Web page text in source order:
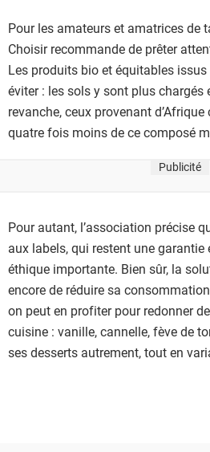
Pour les amateurs et amatrices de
Choisir recommande de prêter
Les produits bio et équitables issus
éviter : les sols y sont plus chargés
revanche, ceux provenant
quatre fois moins de ce composé
Publicité
Pour autant, l’association précise
aux labels, qui restent une
éthique importante. Bien sûr, la
encore de réduire sa
on peut en profiter pour redonner
cuisine : vanille, cannelle, fève de
ses desserts autrement, tout en